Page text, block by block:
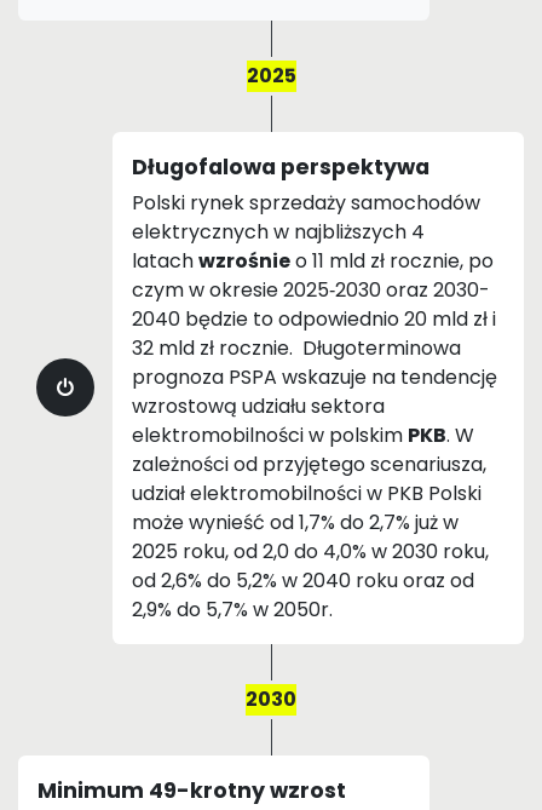
2025
Długofalowa perspektywa
Polski rynek sprzedaży samochodów
elektrycznych w najbliższych 4
latachwzrośnieo 11 mld zł rocznie, po
czym w okresie 2025‑2030 oraz 2030-
2040 będzie to odpowiednio 20 mld zł i
32 mld zł rocznie. Długoterminowa
prognoza PSPA wskazuje na tendencję
wzrostową udziału sektora
elektromobilności w polskim PKB. W
zależności od przyjętego scenariusza,
udział elektromobilności w PKB Polski
może wynieść od 1,7% do 2,7% już w
2025 roku, od 2,0 do 4,0% w 2030 roku,
od 2,6% do 5,2% w 2040 roku oraz od
2,9% do 5,7% w 2050r.
2030
Minimum 49-krotny wzrost